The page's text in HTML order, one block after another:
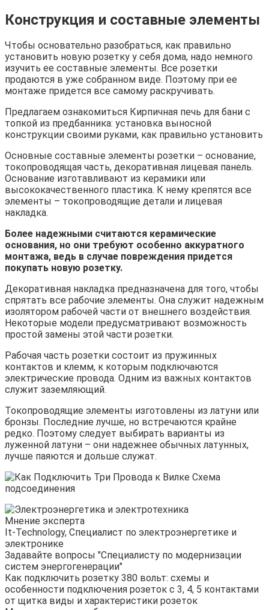
Конструкция и составные элементы
Чтобы основательно разобраться, как правильно
установить новую розетку у себя дома, надо немного
изучить ее составные элементы. Все розетки
продаются в уже собранном виде. Поэтому при ее
монтаже придется все самому раскручивать.
Предлагаем ознакомиться Кирпичная печь для бани с
топкой из предбанника: установка выносной
конструкции своими руками, как правильно установить
Основные составные элементы розетки – основание,
токопроводящая часть, декоративная лицевая панель.
Основание изготавливают из керамики или
высококачественного пластика. К нему крепятся все
элементы – токопроводящие детали и лицевая
накладка.
Более надежными считаются керамические
основания, но они требуют особенно аккуратного
монтажа, ведь в случае повреждения придется
покупать новую розетку.
Декоративная накладка предназначена для того, чтобы
спрятать все рабочие элементы. Она служит надежным
изолятором рабочей части от внешнего воздействия.
Некоторые модели предусматривают возможность
простой замены этой части розетки.
Рабочая часть розетки состоит из пружинных
контактов и клемм, к которым подключаются
электрические провода. Одним из важных контактов
служит заземляющий.
Токопроводящие элементы изготовлены из латуни или
бронзы. Последние лучше, но встречаются крайне
редко. Поэтому следует выбирать варианты из
луженной латуни – они надежнее обычных латунных,
лучше паяются и дольше служат.
Мнение эксперта
It-Technology, Cпециалист по электроэнергетике и
электронике
Задавайте вопросы "Специалисту по модернизации
систем энергогенерации"
Как подключить розетку 380 вольт: схемы и
особенности подключения розеток с 3, 4, 5 контактами
от щитка виды и характеристики розеток